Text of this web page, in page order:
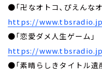
●「卍なオトコ、ぴえんな
https://
●「恋愛ダメ人生ゲーム」
https://
●「素晴らしきタイトル遺